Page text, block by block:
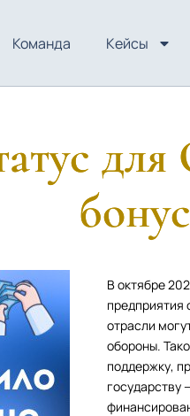
Команда Кейсы
В октябре
отрасли
обороны.
поддержку,
государству